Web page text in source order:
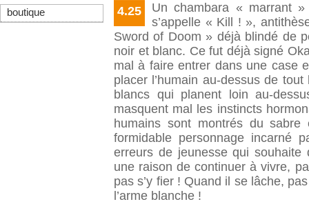
4.25
Un chambara « marrant
s’appelle « Kill ! »,
Sword of Doom » déjà blindé de
noir et blanc. Ce fut déjà signé
mal à faire entrer dans une case
placer l’humain au-dessus de
blancs qui planent loin au-
masquent mal les instincts
humains sont montrés du
formidable personnage incarné
erreurs de jeunesse qui
une raison de continuer à vivre,
pas s’y fier ! Quand il se lâche,
l’arme blanche !
boutique